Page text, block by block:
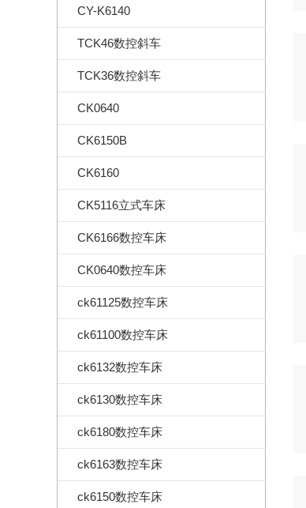
CY-K6140
TCK46数控斜车
TCK36数控斜车
CK0640
CK6150B
CK6160
CK5116立式车床
CK6166数控车床
CK0640数控车床
ck61125数控车床
ck61100数控车床
ck6132数控车床
ck6130数控车床
ck6180数控车床
ck6163数控车床
ck6150数控车床